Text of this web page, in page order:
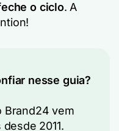
o ciclo. A
nesse guia?
Brand24 vem
2011.